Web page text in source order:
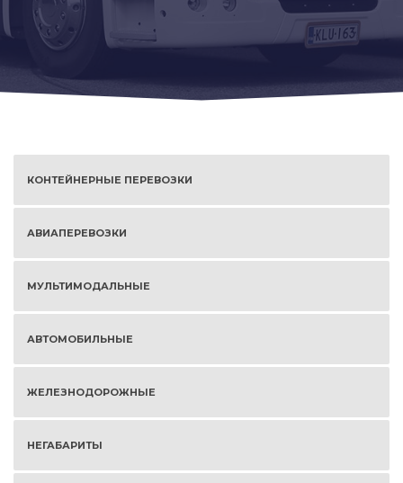
КОНТЕЙНЕРНЫЕ ПЕРЕВОЗКИ
АВИАПЕРЕВОЗКИ
МУЛЬТИМОДАЛЬНЫЕ
АВТОМОБИЛЬНЫЕ
ЖЕЛЕЗНОДОРОЖНЫЕ
НЕГАБАРИТЫ